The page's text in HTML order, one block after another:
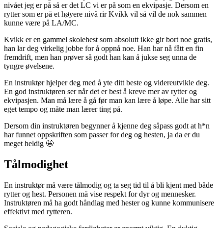
nivået jeg er på så er det LC vi er på som en ekvipasje. Dersom en
rytter som er på et høyere nivå rir Kvikk vil så vil de nok sammen
kunne være på LA/MC.
Kvikk er en gammel skolehest som absolutt ikke gir bort noe gratis,
han lar deg virkelig jobbe for å oppnå noe. Han har nå fått en fin
fremdrift, men han prøver så godt han kan å jukse seg unna de
tyngre øvelsene.
En instruktør hjelper deg med å yte ditt beste og videreutvikle deg.
En god instruktøren ser når det er best å kreve mer av rytter og
ekvipasjen. Man må lære å gå før man kan lære å løpe. Alle har sitt
eget tempo og måte man lærer ting på.
Dersom din instruktøren begynner å kjenne deg såpass godt at h*n
har funnet oppskriften som passer for deg og hesten, ja da er du
meget heldig 🤩
Tålmodighet
En instruktør må være tålmodig og ta seg tid til å bli kjent med både
rytter og hest. Personen må vise respekt for dyr og mennesker.
Instruktøren må ha godt håndlag med hester og kunne kommunisere
effektivt med rytteren.